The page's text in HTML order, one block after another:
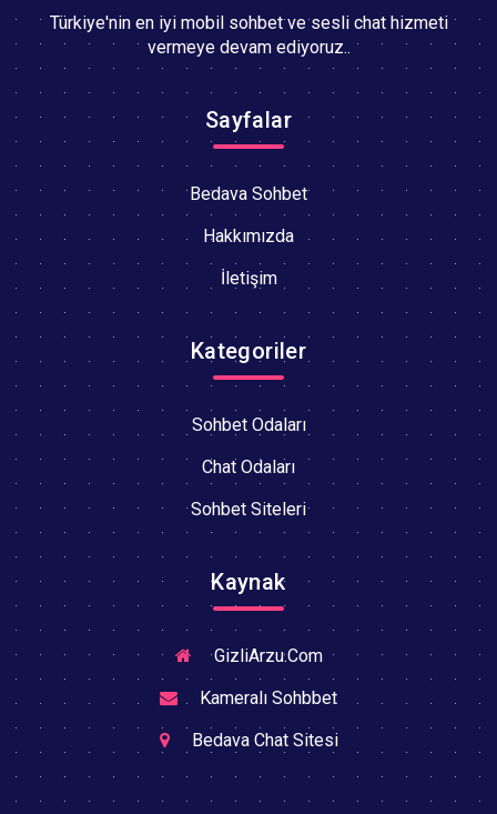
Türkiye'nin en iyi mobil sohbet ve sesli chat hizmeti
vermeye devam ediyoruz..
Sayfalar
Bedava Sohbet
Hakkımızda
İletişim
Kategoriler
Sohbet Odaları
Chat Odaları
Sohbet Siteleri
Kaynak
GizliArzu.Com
Kameralı Sohbbet
Bedava Chat Sitesi